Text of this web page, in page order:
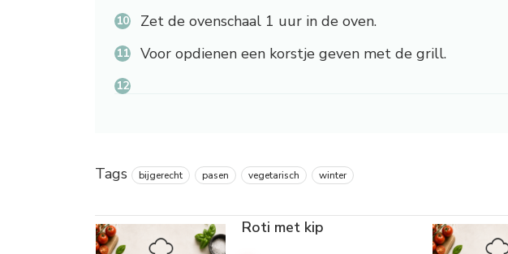
Zet de ovenschaal 1 uur in de oven.
Voor opdienen een korstje geven met de grill.
Tags bijgerecht pasen vegetarisch winter
Roti met kip